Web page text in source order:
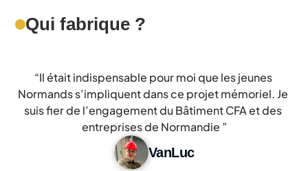
Qui fabrique ?
“Il était indispensable pour moi que les jeunes
Normands s’impliquent dans ce projet mémoriel. Je
suis fier de l’engagement du Bâtiment CFA et des
entreprises de Normandie ”
VanLuc